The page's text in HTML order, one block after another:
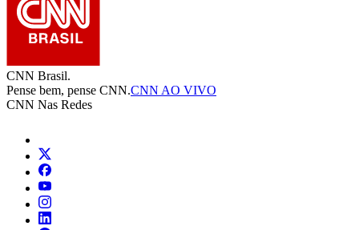
CNN Brasil.
Pense bem, pense CNN.CNN AO VIVO
CNN Nas Redes